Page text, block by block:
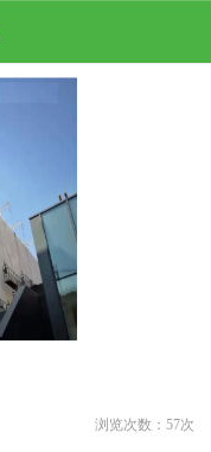
浏览次数： 57次